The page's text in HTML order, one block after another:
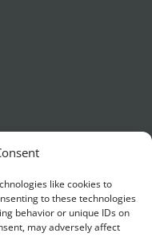
like cookies to
to these technologies
behavior or unique IDs on
may adversely affect